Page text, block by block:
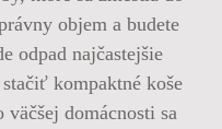
objem a budete
odpad najčastejšie
kompaktné koše
domácnosti sa